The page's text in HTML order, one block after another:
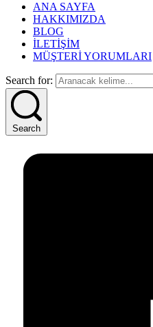
ANA SAYFA
HAKKIMIZDA
BLOG
İLETİŞİM
MÜŞTERİ YORUMLARI
Search for:
Search